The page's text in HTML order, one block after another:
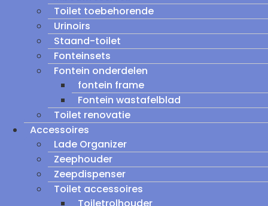
Toilet toebehorende
Urinoirs
Staand-toilet
Fonteinsets
Fontein onderdelen
fontein frame
Fontein wastafelblad
Toilet renovatie
Accessoires
Lade Organizer
Zeephouder
Zeepdispenser
Toilet accessoires
Toiletrolhouder